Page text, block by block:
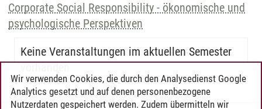
Corporate Social Responsibility - ökonomische und
psychologische Perspektiven
Keine Veranstaltungen im aktuellen Semester
vorhanden
Wir verwenden Cookies, die durch den Analysedienst Google
Analytics gesetzt und auf denen personenbezogene
Nutzerdaten gespeichert werden. Zudem übermitteln wir